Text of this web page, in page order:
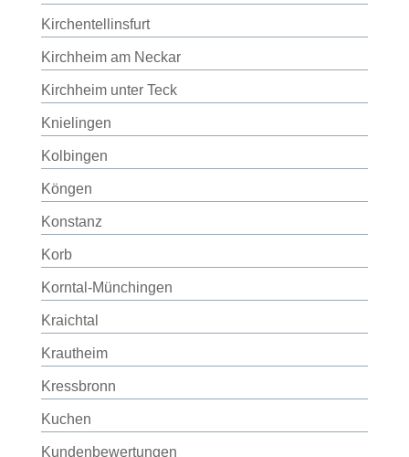
Kirchentellinsfurt
Kirchheim am Neckar
Kirchheim unter Teck
Knielingen
Kolbingen
Köngen
Konstanz
Korb
Korntal-Münchingen
Kraichtal
Krautheim
Kressbronn
Kuchen
Kundenbewertungen